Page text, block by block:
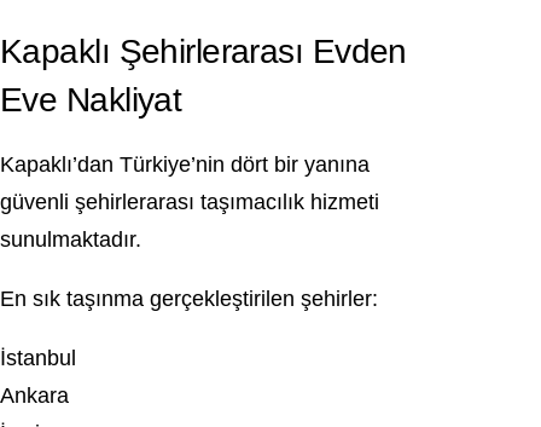
Kapaklı Şehirlerarası Evden
Eve Nakliyat
Kapaklı’dan Türkiye’nin dört bir yanına
güvenli şehirlerarası taşımacılık hizmeti
sunulmaktadır.
En sık taşınma gerçekleştirilen şehirler:
İstanbul
Ankara